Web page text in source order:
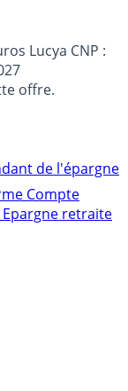
Lucya CNP :
offre.
de l'épargne
Compte
Epargne retraite